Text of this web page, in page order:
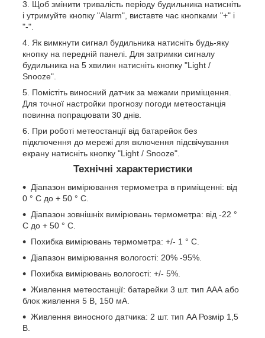
Щоб змінити тривалість періоду будильника натисніть
і утримуйте кнопку "Alarm", виставте час кнопками "+" і
"-".
Як вимкнути сигнал будильника натисніть будь-яку
кнопку на передній панелі. Для затримки сигналу
будильника на 5 хвилин натисніть кнопку "Light /
Snooze".
Помістіть виносний датчик за межами приміщення.
Для точної настройки прогнозу погоди метеостанція
повинна попрацювати 30 днів.
При роботі метеостанції від батарейок без
підключення до мережі для включення підсвічування
екрану натисніть кнопку "Light / Snooze".
Технічні характеристики
Діапазон вимірювання термометра в приміщенні: від
0 ° C до + 50 ° C.
Діапазон зовнішніх вимірювань термометра: від -22 °
C до + 50 ° C.
Похибка вимірювань термометра: +/- 1 ° C.
Діапазон вимірювання вологості: 20% -95%.
Похибка вимірювань вологості: +/- 5%.
Живлення метеостанції: батарейки 3 шт. тип AAА або
блок живлення 5 В, 150 мА.
Живлення виносного датчика: 2 шт. тип AA Розмір 1,5
В.